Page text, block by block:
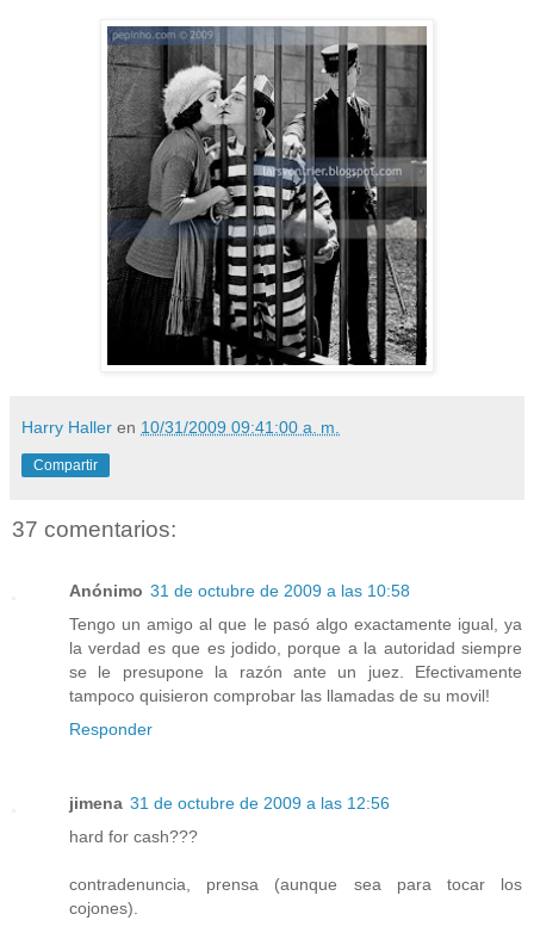
Harry Haller en 10/31/2009 09:41:00 a. m.
Compartir
37 comentarios:
Anónimo 31 de octubre de 2009 a las 10:58
Tengo un amigo al que le pasó algo exactamente igual, ya
la verdad es que es jodido, porque a la autoridad siempre
se le presupone la razón ante un juez. Efectivamente
tampoco quisieron comprobar las llamadas de su movil!
Responder
jimena 31 de octubre de 2009 a las 12:56
hard for cash???
contradenuncia, prensa (aunque sea para tocar los
cojones).